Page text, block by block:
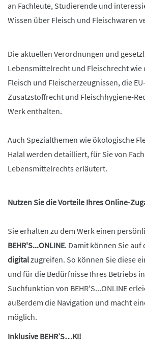
an Fachleute, Studierende und
Wissen über Fleisch und Fleischwaren
Die aktuellen Verordnungen und
Lebensmittelrecht und Fleischrecht wie
Fleisch und Fleischerzeugnissen, die
Zusatzstoffrecht und Fleischhygiene-
Werk enthalten.
Auch Spezialthemen wie ökologische
Halal werden detailliert, für Sie von
Lebensmittelrechts erläutert.
Nutzen Sie die Vorteile Ihres Online-
Sie erhalten zu dem Werk einen
BEHR'S...ONLINE. Damit können Sie auf
digitalzugreifen. So können Sie diese
und für die Bedürfnisse Ihres Betriebs
Suchfunktion von BEHR'S...ONLINE
außerdem die Navigation und macht
möglich.
Inklusive BEHR’S…KI!